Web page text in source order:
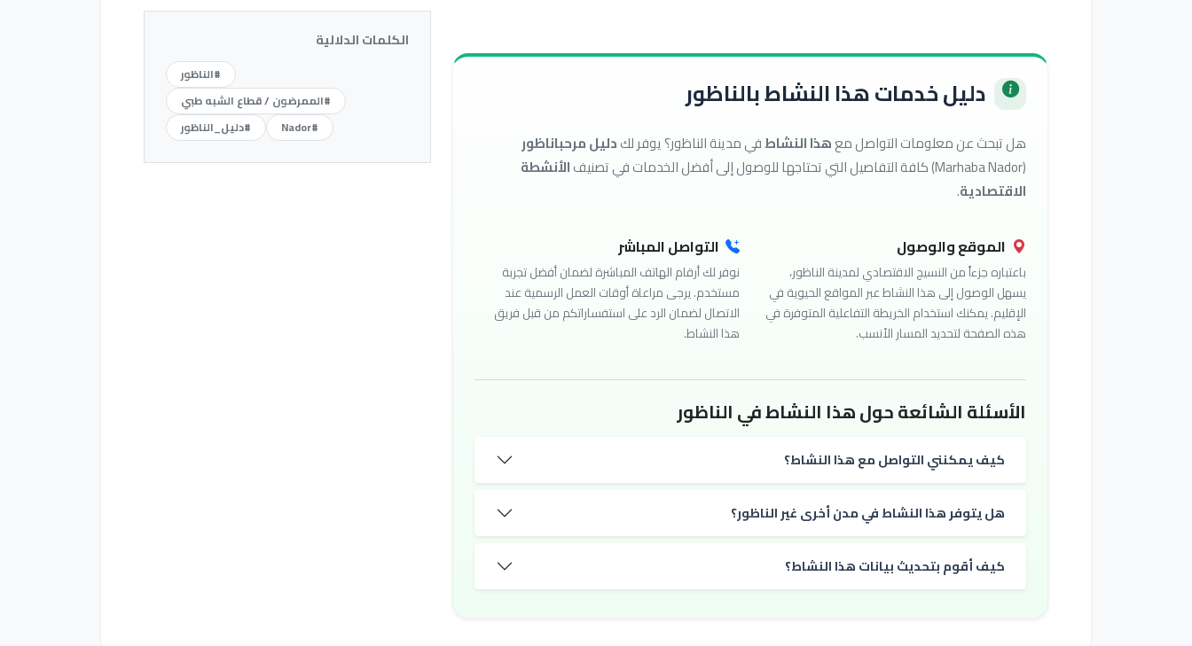
دليل خدمات هذا النشاط بالناظور
هل تبحث عن معلومات التواصل معهذا النشاطفي مدينة الناظور؟ يوفر لكدليل مرحباناظور
(Marhaba Nador) كافة التفاصيل التي تحتاجها للوصول إلى أفضل الخدمات في تصنيف
الأنشطة
الاقتصادية.
الموقع والوصول
باعتباره جزءاً من النسيج الاقتصادي لمدينة الناظور،
يسهل الوصول إلى هذا النشاط عبر المواقع الحيوية في
الإقليم. يمكنك استخدام الخريطة التفاعلية المتوفرة في
هذه الصفحة لتحديد المسار الأنسب.
التواصل المباشر
نوفر لك أرقام الهاتف المباشرة لضمان أفضل تجربة
مستخدم. يرجى مراعاة أوقات العمل الرسمية عند
الاتصال لضمان الرد على استفساراتكم من قبل فريق
هذا النشاط.
الأسئلة الشائعة حول هذا النشاط في الناظور
كيف يمكنني التواصل مع هذا النشاط؟
هل يتوفر هذا النشاط في مدن أخرى غير الناظور؟
كيف أقوم بتحديث بيانات هذا النشاط؟
الكلمات الدلالية
#الناظور
#الممرضون / قطاع الشبه طبي
#Nador
#دليل_الناظور